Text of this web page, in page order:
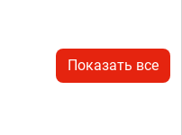
Показать все